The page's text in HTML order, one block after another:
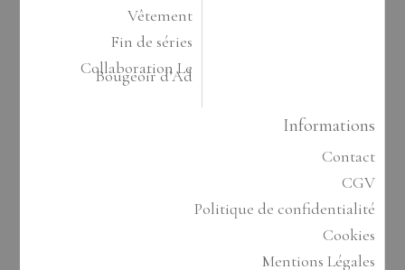
Vêtement
Fin de séries
Collaboration Le
Bougeoir d’Ad
Informations
Contact
CGV
Politique de confidentialité
Cookies
Mentions Légales